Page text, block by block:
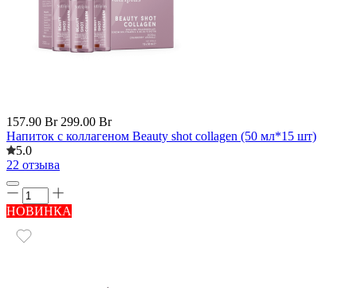
157.90 Br 299.00 Br
Напиток с коллагеном Beauty shot collagen (50 мл*15 шт)
5.0
22 отзыва
НОВИНКА